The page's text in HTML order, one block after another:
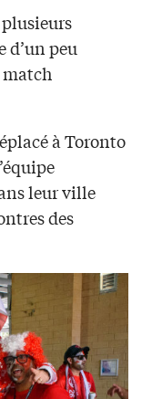
d’un peu
match
à Toronto
leur ville
des